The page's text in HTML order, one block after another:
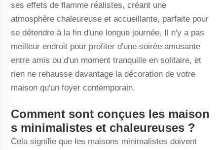
ses effets de flamme réalistes, créant une
atmosphère chaleureuse et accueillante, parfaite pour
se détendre à la fin d'une longue journée. Il n'y a pas
meilleur endroit pour profiter d'une soirée amusante
entre amis ou d'un moment tranquille en solitaire, et
rien ne rehausse davantage la décoration de votre
maison qu'un foyer contemporain.
Comment sont conçues les maison
s minimalistes et chaleureuses ?
Cela signifie que les maisons minimalistes doivent